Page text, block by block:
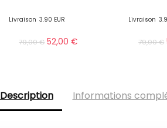
Livraison 3.90 EUR
79,00€ 52,00€
Livraison
79,00€
Description Informations